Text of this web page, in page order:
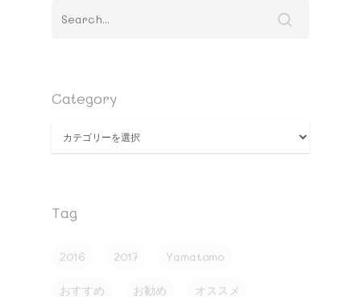
Category
Category
Tag
2016 2017 Yamatomo
おすすめ お勧め オススメMt.Fuji
etc
Favorite
Products